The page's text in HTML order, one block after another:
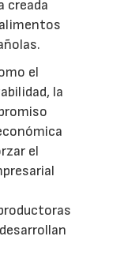
creada
el
la
el